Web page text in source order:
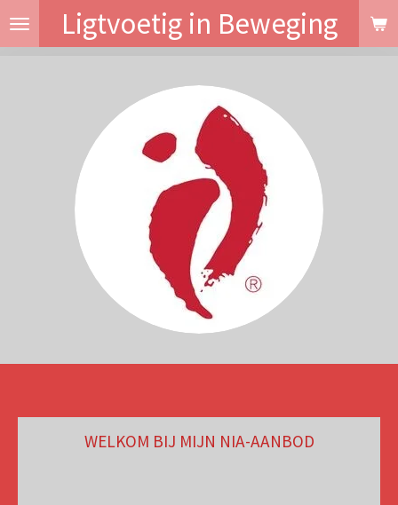
Ga
Ligtvoetig in Beweging
WELKOM BIJ MIJN NIA-AANBOD